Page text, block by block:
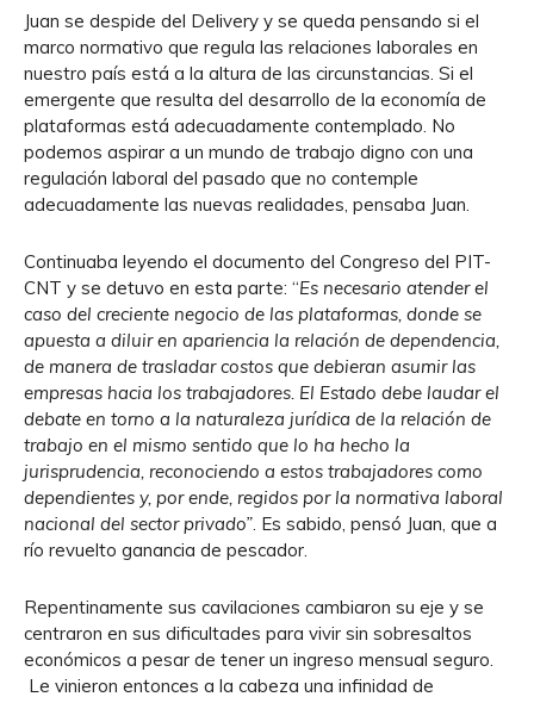
Juan se despide del Delivery y se queda pensando si el
marco normativo que regula las relaciones laborales en
nuestro país está a la altura de las circunstancias. Si el
emergente que resulta del desarrollo de la economía de
plataformas está adecuadamente contemplado. No
podemos aspirar a un mundo de trabajo digno con una
regulación laboral del pasado que no contemple
adecuadamente las nuevas realidades, pensaba Juan.
Continuaba leyendo el documento del Congreso del PIT-
CNT y se detuvo en esta parte: “Es necesario atender el
caso del creciente negocio de las plataformas, donde se
apuesta a diluir en apariencia la relación de dependencia,
de manera de trasladar costos que debieran asumir las
empresas hacia los trabajadores. El Estado debe laudar el
debate en torno a la naturaleza jurídica de la relación de
trabajo en el mismo sentido que lo ha hecho la
jurisprudencia, reconociendo a estos trabajadores como
dependientes y, por ende, regidos por la normativa laboral
nacional del sector privado”. Es sabido, pensó Juan, que a
río revuelto ganancia de pescador.
Repentinamente sus cavilaciones cambiaron su eje y se
centraron en sus dificultades para vivir sin sobresaltos
económicos a pesar de tener un ingreso mensual seguro.
Le vinieron entonces a la cabeza una infinidad de